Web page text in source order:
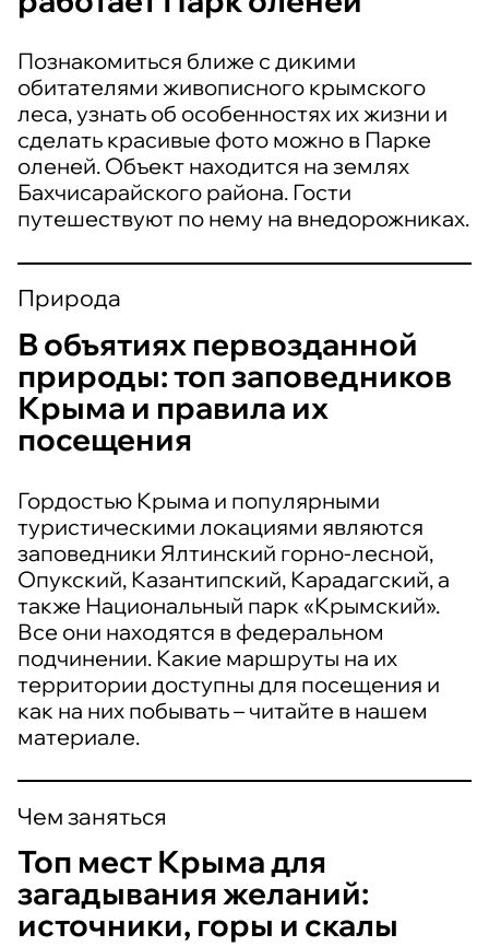
Познакомиться ближе с дикими
обитателями живописного крымского
леса, узнать об особенностях их жизни и
сделать красивые фото можно в Парке
оленей. Объект находится на землях
Бахчисарайского района. Гости
путешествуют по нему на внедорожниках.
Природа
В объятиях первозданной
природы: топ заповедников
Крыма и правила их
посещения
Гордостью Крыма и популярными
туристическими локациями являются
заповедники Ялтинский горно-лесной,
Опукский, Казантипский, Карадагский, а
также Национальный парк «Крымский».
Все они находятся в федеральном
подчинении. Какие маршруты на их
территории доступны для посещения и
как на них побывать – читайте в нашем
материале.
Чем заняться
Топ мест Крыма для
загадывания желаний:
источники, горы и скалы